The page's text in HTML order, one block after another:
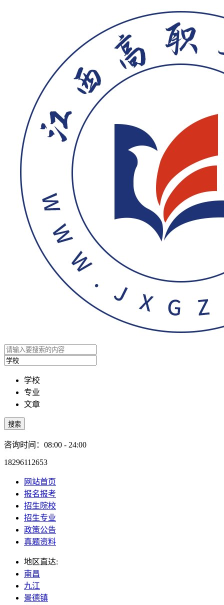
学校
专业
文章
搜索
咨询时间：08:00 - 24:00
18296112653
网站首页
报名报考
招生院校
招生专业
政策公告
真题资料
地区直达:
南昌
九江
景德镇